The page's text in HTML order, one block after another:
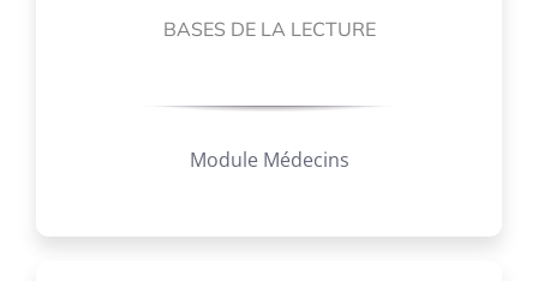
BASES DE LA LECTURE
Module Médecins